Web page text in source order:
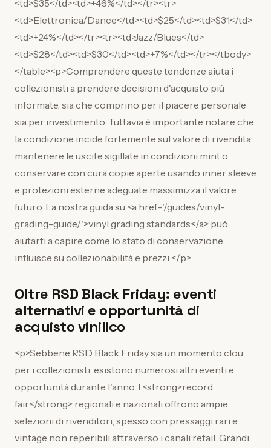
<td>$35</td><td>+46%</td></tr><tr>
<td>Elettronica/Dance</td><td>$25</td><td>$31</td>
<td>+24%</td></tr><tr><td>Jazz/Blues</td>
<td>$28</td><td>$30</td><td>+7%</td></tr></tbody>
</table><p>Comprendere queste tendenze aiuta i
collezionisti a prendere decisioni d'acquisto più
informate, sia che comprino per il piacere personale
sia per investimento. Tuttavia è importante notare che
la condizione incide fortemente sul valore di rivendita:
mantenere le uscite sigillate in condizioni mint o
conservare con cura copie aperte usando inner sleeve
e protezioni esterne adeguate massimizza il valore
futuro. La nostra guida su <a href='/guides/vinyl-
grading-guide/'>vinyl grading standards</a> può
aiutarti a capire come lo stato di conservazione
influisce su collezionabilità e prezzi.</p>
Oltre RSD Black Friday: eventi
alternativi e opportunità di
acquisto vinilico
<p>Sebbene RSD Black Friday sia un momento clou
per i collezionisti, esistono numerosi altri eventi e
opportunità durante l'anno. I <strong>record
fair</strong> regionali e nazionali offrono ampie
selezioni di rivenditori, spesso con pressaggi rari e
vintage non reperibili attraverso i canali retail. Grandi